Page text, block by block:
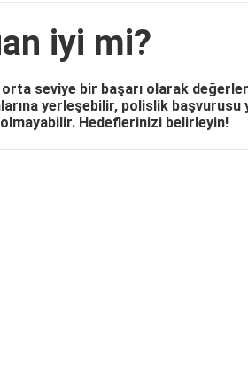
iyi mi?
seviye bir başarı olarak
yerleşebilir, polislik başvurusu
Hedeflerinizi belirleyin!